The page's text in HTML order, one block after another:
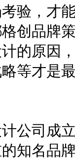
验，才
创品牌
的原因
等才是
公司成
知名品